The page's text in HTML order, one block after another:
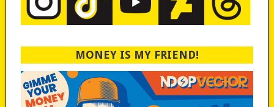
MONEY IS MY FRIEND!